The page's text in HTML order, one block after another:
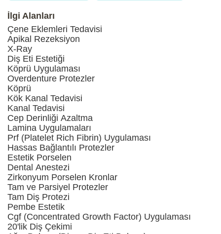
İlgi Alanları
Çene Eklemleri Tedavisi
Apikal Rezeksiyon
X-Ray
Diş Eti Estetiği
Köprü Uygulaması
Overdenture Protezler
Köprü
Kök Kanal Tedavisi
Kanal Tedavisi
Cep Derinliği Azaltma
Lamina Uygulamaları
Prf (Platelet Rich Fibrin) Uygulaması
Hassas Bağlantılı Protezler
Estetik Porselen
Dental Anestezi
Zirkonyum Porselen Kronlar
Tam ve Parsiyel Protezler
Tam Diş Protezi
Pembe Estetik
Cgf (Concentrated Growth Factor) Uygulaması
20'lik Diş Çekimi